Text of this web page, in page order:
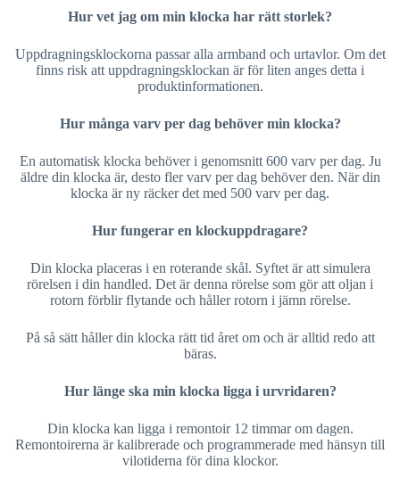
Hur vet jag om min klocka har rätt storlek?
Uppdragningsklockorna passar alla armband och urtavlor. Om det
finns risk att uppdragningsklockan är för liten anges detta i
produktinformationen.
Hur många varv per dag behöver min klocka?
En automatisk klocka behöver i genomsnitt 600 varv per dag. Ju
äldre din klocka är, desto fler varv per dag behöver den. När din
klocka är ny räcker det med 500 varv per dag.
Hur fungerar en klockuppdragare?
Din klocka placeras i en roterande skål. Syftet är att simulera
rörelsen i din handled. Det är denna rörelse som gör att oljan i
rotorn förblir flytande och håller rotorn i jämn rörelse.
På så sätt håller din klocka rätt tid året om och är alltid redo att
bäras.
Hur länge ska min klocka ligga i urvridaren?
Din klocka kan ligga i remontoir 12 timmar om dagen.
Remontoirerna är kalibrerade och programmerade med hänsyn till
vilotiderna för dina klockor.